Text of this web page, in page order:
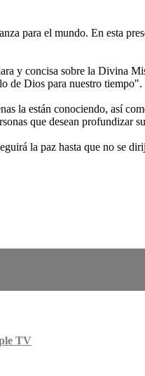
para el mundo. En esta
y concisa sobre la Divina
de Dios para nuestro tiempo".
la están conociendo, así
que desean profundizar
la paz hasta que no se
TV